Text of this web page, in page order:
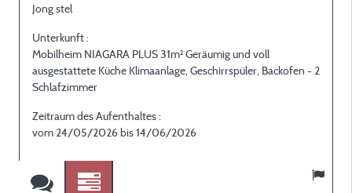
Jong stel
Unterkunft :
Mobilheim NIAGARA PLUS 31m² Geräumig und voll
ausgestattete Küche Klimaanlage, Geschirrspüler, Backofen - 2
Schlafzimmer
Zeitraum des Aufenthaltes :
vom 24/05/2026 bis 14/06/2026